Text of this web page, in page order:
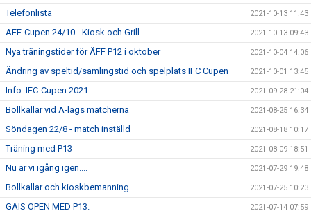
Telefonlista 2021-10-13 11:43
ÄFF-Cupen 24/10 - Kiosk och Grill 2021-10-13 09:43
Nya träningstider för ÄFF P12 i oktober 2021-10-04 14:06
Ändring av speltid/samlingstid och spelplats IFC Cupen 2021-10-01 13:45
Info. IFC-Cupen 2021 2021-09-28 21:04
Bollkallar vid A-lags matcherna 2021-08-25 16:34
Söndagen 22/8 - match inställd 2021-08-18 10:17
Träning med P13 2021-08-09 18:51
Nu är vi igång igen.... 2021-07-29 19:48
Bollkallar och kioskbemanning 2021-07-25 10:23
GAIS OPEN MED P13. 2021-07-14 07:59